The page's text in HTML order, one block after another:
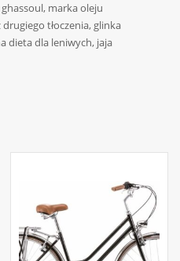
marka oleju
tłoczenia, glinka
dieta dla leniwych, jaja